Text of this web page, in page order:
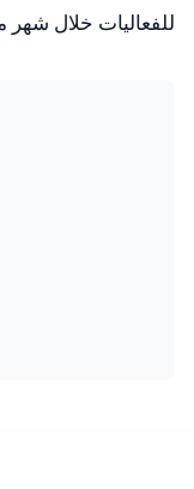
للفعاليات خلال